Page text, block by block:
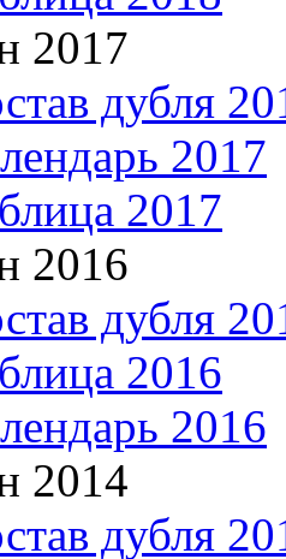
2017
дубля
2017
2017
2016
дубля
2016
2016
2014
дубля